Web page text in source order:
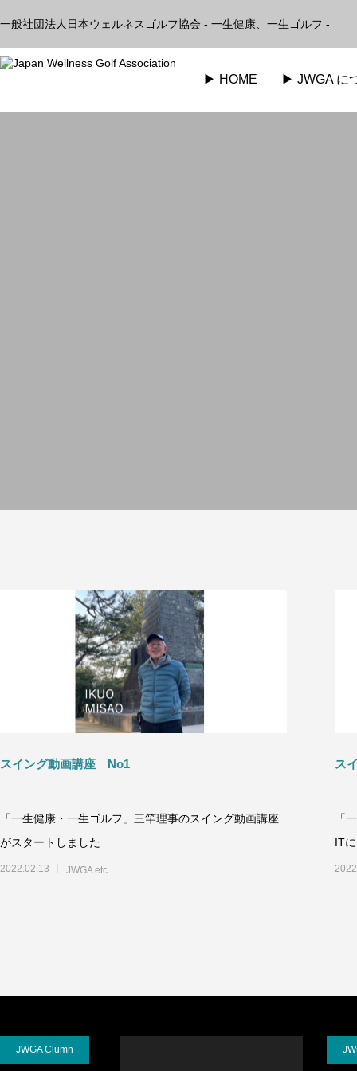
一般社団法人日本ウェルネスゴルフ協会 - 一生健康、一生ゴルフ -
▶︎ HOME ▶︎ JWGA に
スイング動画講座 No1
「一生健康・一生ゴルフ」三竿理事のスイング動画講座
がスタートしました
2022.02.13 JWGA etc
ス
「
IT
JWGA Clumn